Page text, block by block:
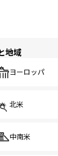
地域
ヨーロッパ
北米
中南米